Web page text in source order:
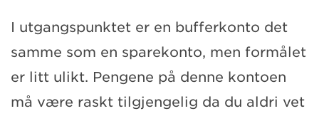
I utgangspunktet er en bufferkonto det
samme som en sparekonto, men formålet
er litt ulikt. Pengene på denne kontoen
må være raskt tilgjengelig da du aldri vet